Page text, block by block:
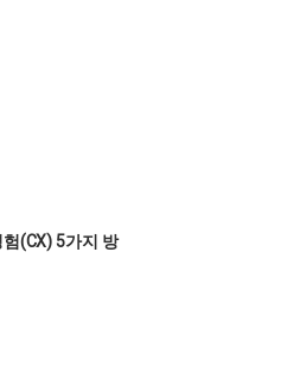
(CX) 5가지 방